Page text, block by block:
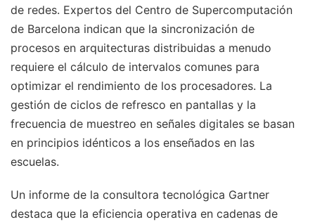
de redes. Expertos del Centro de Supercomputación
de Barcelona indican que la sincronización de
procesos en arquitecturas distribuidas a menudo
requiere el cálculo de intervalos comunes para
optimizar el rendimiento de los procesadores. La
gestión de ciclos de refresco en pantallas y la
frecuencia de muestreo en señales digitales se basan
en principios idénticos a los enseñados en las
escuelas.
Un informe de la consultora tecnológica Gartner
destaca que la eficiencia operativa en cadenas de